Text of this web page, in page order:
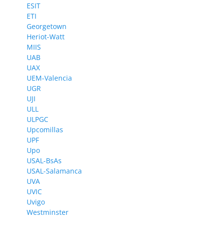
ESIT
ETI
Georgetown
Heriot-Watt
MIIS
UAB
UAX
UEM-Valencia
UGR
UJI
ULL
ULPGC
Upcomillas
UPF
Upo
USAL-BsAs
USAL-Salamanca
UVA
UVIC
Uvigo
Westminster